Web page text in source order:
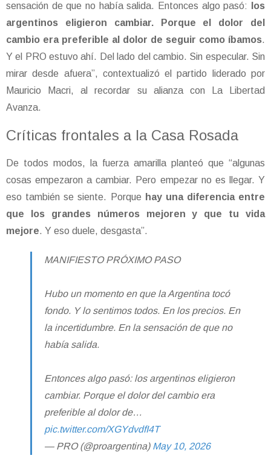
sensación de que no había salida. Entonces algo pasó: los
argentinos eligieron cambiar. Porque el dolor del
cambio era preferible al dolor de seguir como íbamos.
Y el PRO estuvo ahí. Del lado del cambio. Sin especular. Sin
mirar desde afuera”, contextualizó el partido liderado por
Mauricio Macri, al recordar su alianza con La Libertad
Avanza.
Críticas frontales a la Casa Rosada
De todos modos, la fuerza amarilla planteó que “algunas
cosas empezaron a cambiar. Pero empezar no es llegar. Y
eso también se siente. Porque hay una diferencia entre
que los grandes números mejoren y que tu vida
mejore. Y eso duele, desgasta”.
MANIFIESTO PRÓXIMO PASO
Hubo un momento en que la Argentina tocó
fondo. Y lo sentimos todos. En los precios. En
la incertidumbre. En la sensación de que no
había salida.
Entonces algo pasó: los argentinos eligieron
cambiar. Porque el dolor del cambio era
preferible al dolor de…
pic.twitter.com/XGYdvdfI4T
— PRO (@proargentina) May 10, 2026